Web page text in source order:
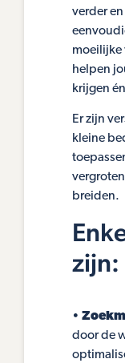
verder
moeilijke
helpen
krijgen
Er zijn
kleine
breiden.
zijn:
•
door de